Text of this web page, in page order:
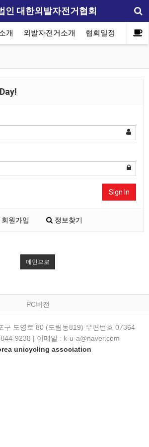
인 대한외발자전거협회
개 외발자전거소개 협회일정 자료실
Sign In
원가입 정보찾기
메인으로
PC버전
구 도영로 80 (도림동819) 우편번호 07364
9238 | 이메일 : k-u-a@naver.com
unicycling association